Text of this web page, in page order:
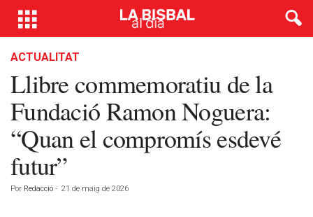
ACTUALITAT
Llibre commemoratiu de la
Fundació Ramon Noguera:
“Quan el compromís esdevé
futur”
Por Redacció - 21 de maig de 2026